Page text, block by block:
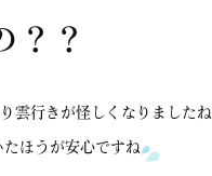
？？
雲行きが怪しくなりましたね
ほうが安心ですね